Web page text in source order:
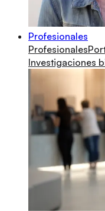
Profesionales
Profesionales
Investigaciones